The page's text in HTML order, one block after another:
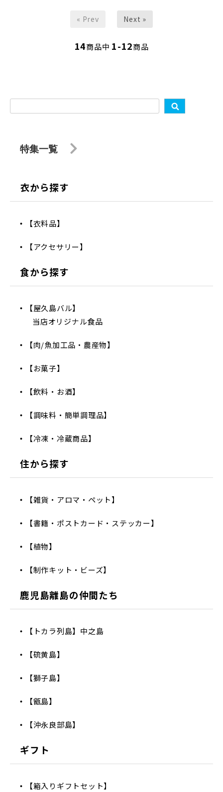
« Prev Next »
14商品中 1-12商品
特集一覧
衣から探す
【衣料品】
【アクセサリー】
食から探す
【屋久島バル】
当店オリジナル食品
【肉/魚加工品・農産物】
【お菓子】
【飲料・お酒】
【調味料・簡単調理品】
【冷凍・冷蔵商品】
住から探す
【雑貨・アロマ・ペット】
【書籍・ポストカード・ステッカー】
【植物】
【制作キット・ビーズ】
鹿児島離島の仲間たち
【トカラ列島】中之島
【硫黄島】
【獅子島】
【甑島】
【沖永良部島】
ギフト
【箱入りギフトセット】